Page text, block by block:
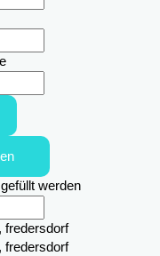
werden